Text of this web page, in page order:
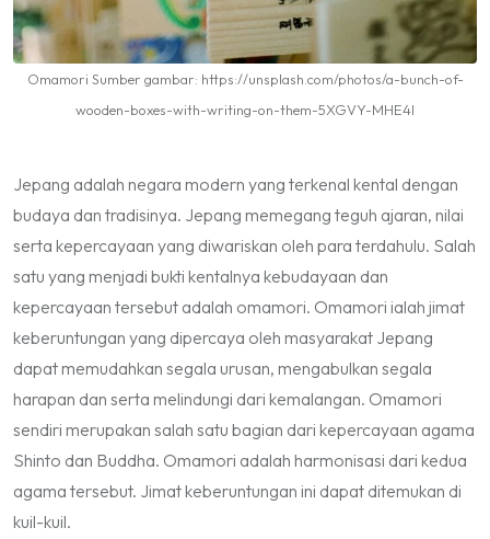
Omamori Sumber gambar: https://unsplash.com/photos/a-bunch-of-
wooden-boxes-with-writing-on-them-5XGVY-MHE4I
Jepang adalah negara modern yang terkenal kental dengan
budaya dan tradisinya. Jepang memegang teguh ajaran, nilai
serta kepercayaan yang diwariskan oleh para terdahulu. Salah
satu yang menjadi bukti kentalnya kebudayaan dan
kepercayaan tersebut adalah omamori. Omamori ialah jimat
keberuntungan yang dipercaya oleh masyarakat Jepang
dapat memudahkan segala urusan, mengabulkan segala
harapan dan serta melindungi dari kemalangan. Omamori
sendiri merupakan salah satu bagian dari kepercayaan agama
Shinto dan Buddha. Omamori adalah harmonisasi dari kedua
agama tersebut. Jimat keberuntungan ini dapat ditemukan di
kuil-kuil.